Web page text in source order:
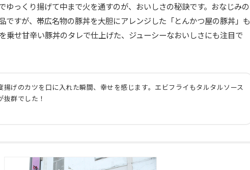
ゆっくり揚げて中まで火を通すのが、おいしさの秘訣です。おなじみの
ですが、帯広名物の豚丼を大胆にアレンジした「とんかつ屋の豚丼」も
乗せ甘辛い豚丼のタレで仕上げた、ジューシーなおいしさにも注目で
揚げのカツを口に入れた瞬間、幸せを感じます。エビフライもタルタルソース
抜群でした！